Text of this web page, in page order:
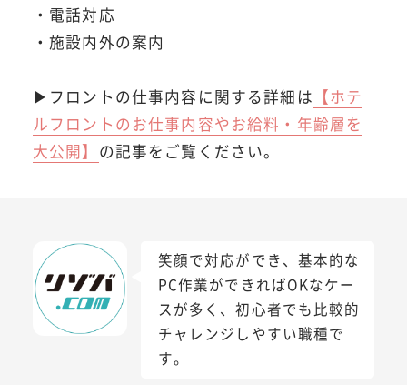
・電話対応
・施設内外の案内
▶フロントの仕事内容に関する詳細は 【ホテ
ルフロントのお仕事内容やお給料・年齢層を
大公開】 の記事をご覧ください。
笑顔で対応ができ、基本的な
PC作業ができればOKなケー
スが多く、初心者でも比較的
チャレンジしやすい職種で
す。